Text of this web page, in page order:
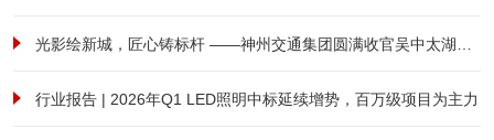
行业报告 | 2026年Q1 LED照明中标延续增势，百万级项目为主力